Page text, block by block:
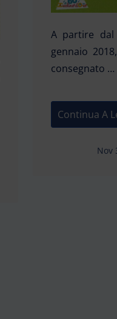
A partire
gennaio
consegnato …
Amici
Animali
–
Continua A
Nov